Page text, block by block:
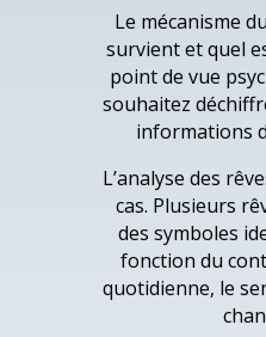
Le mécanisme
survient et quel
point de vue
souhaitez
informations
L’analyse des
cas. Plusieurs
des symboles
fonction du
quotidienne, le